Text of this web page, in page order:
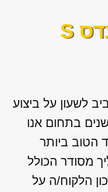
מרצדס S
לשעון על ביצוע
בתחום אנו
הטוב ביותר
מסודר הכולל
הלקוח/ה על